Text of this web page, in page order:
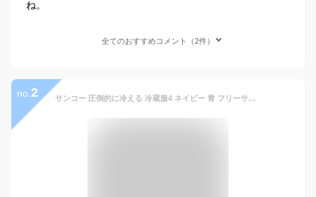
ね。
全てのおすすめコメント（2件）
no. 2 サンコー 圧倒的に冷える 冷蔵服4 ネイビー 青 フリーサイズ 2025 風量アップ 暑さ対策 熱中症対策 作業服 現場作業 ツーリング スポーツ観戦 冷たい 空調 ペルチェ ファン 冷却プレート THANKO TKCV25SNV